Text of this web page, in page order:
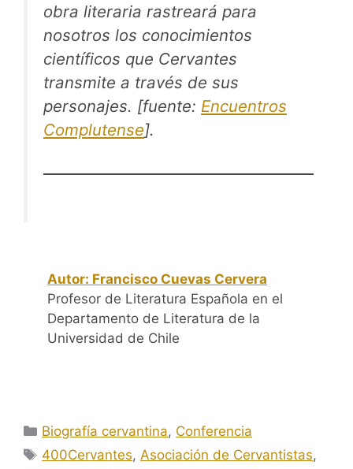
obra literaria rastreará para
nosotros los conocimientos
científicos que Cervantes
transmite a través de sus
personajes. [fuente: Encuentros
Complutense].
Autor: Francisco Cuevas Cervera
Profesor de Literatura Española en el
Departamento de Literatura de la
Universidad de Chile
Categorías
Biografía cervantina, Conferencia
Etiquetas
400Cervantes, Asociación de Cervantistas,